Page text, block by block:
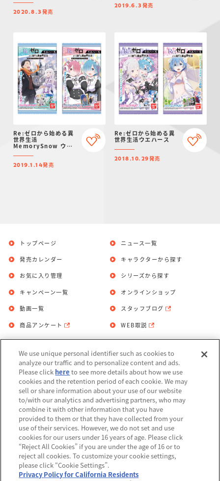
2020.8.3 発売
2019.6.3 発売
Re:ゼロから始める異
世界生活
MemorySnow ウエ
2019.1.14発売
Re:ゼロから始める異
世界生活ウエハース
2018.10.29発売
トップページ
発売カレンダー
お気に入り管理
ニュース一覧
キャラクターから探す
シリーズから探す
キャンペーン一覧
動画一覧
商品アンケート
オンラインショップ
スタッフブログ
WEB取説
お問い合わせ 個人情報保護方針
利用規約
Do Not Sell or Share My Personal
Information
アレルギー情報
©BANDAI
We use unique personal identifier such as cookies to
analyze our traffic and to personalize content and ads.
Please click here to see more details about how we use
cookies and the retention period of each cookie. We may
sell or share information about your use of our website
to/with our analytics and advertising partners, who may
combine it with other information that you have
provided to them or that they have collected from your
use of their services. However, we do not set and use
cookies for our users under 16 years of age. Please click
“Reject All Cookies” if you are under the age of 16 or to
reject all cookies. To customize your cookie settings,
please click “Cookie Settings”.
Privacy Policy for California Residents